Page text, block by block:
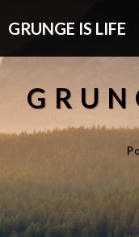
GRUNGE IS LIFE